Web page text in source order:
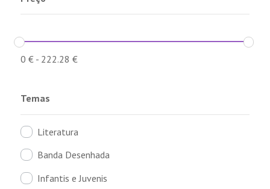
0 €- 222.28 €
Temas
Literatura
Banda Desenhada
Infantis e Juvenis